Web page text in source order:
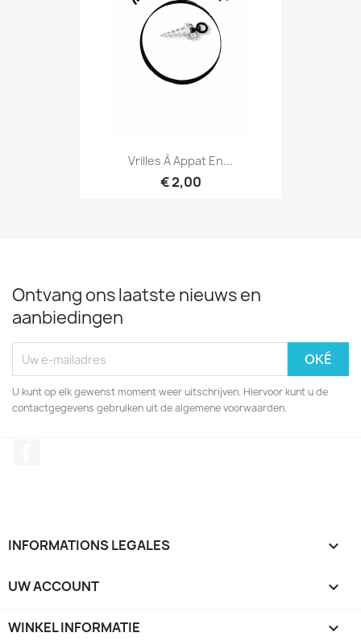
Vrilles À Appat En...
€ 2,00
Ontvang ons laatste nieuws en
aanbiedingen
U kunt op elk gewenst moment weer uitschrijven. Hiervoor kunt u de
contactgegevens gebruiken uit de algemene voorwaarden.
INFORMATIONS LEGALES 
UW ACCOUNT 
WINKEL INFORMATIE keyboard_arrow_down